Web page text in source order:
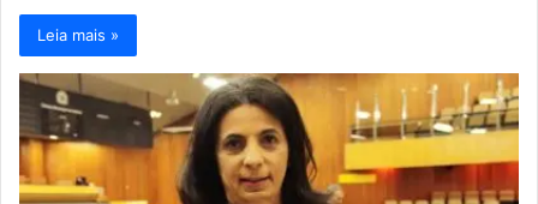
Leia mais »